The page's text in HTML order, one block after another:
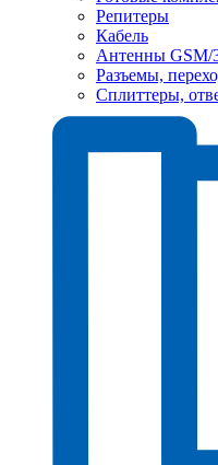
Репитеры
Кабель
Антенны GSM/
Разъемы,
Сплиттеры,